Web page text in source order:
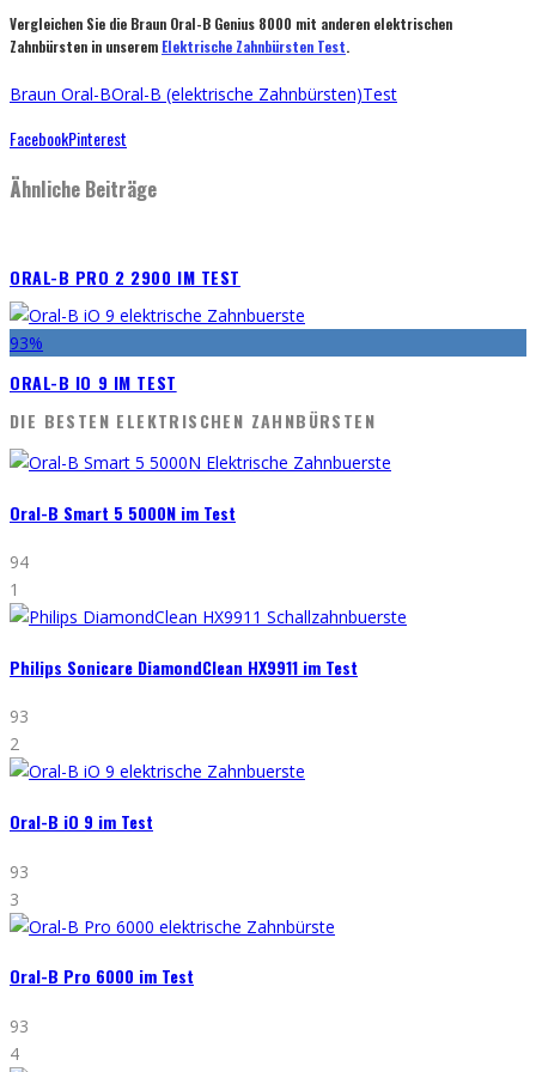
Vergleichen Sie die Braun Oral-B Genius 8000 mit anderen elektrischen
Zahnbürsten in unserem Elektrische Zahnbürsten Test.
Braun Oral-BOral-B (elektrische Zahnbürsten)Test
FacebookPinterest
Ähnliche Beiträge
ORAL-B PRO 2 2900 IM TEST
93%
ORAL-B IO 9 IM TEST
DIE BESTEN ELEKTRISCHEN ZAHNBÜRSTEN
Oral-B Smart 5 5000N im Test
94
1
Philips Sonicare DiamondClean HX9911 im Test
93
2
Oral-B iO 9 im Test
93
3
Oral-B Pro 6000 im Test
93
4